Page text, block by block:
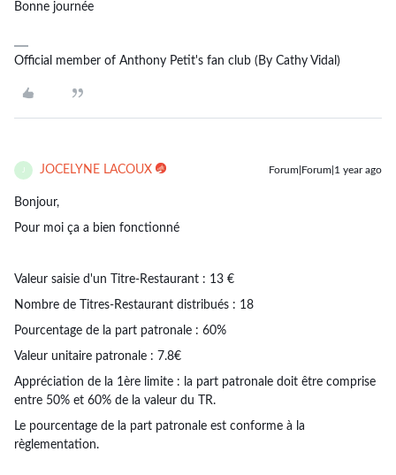
Bonne journée
Official member of Anthony Petit's fan club (By Cathy Vidal)
JOCELYNE LACOUX Forum|Forum|1 year ago
Bonjour,
Pour moi ça a bien fonctionné
Valeur saisie d'un Titre-Restaurant : 13 €
Nombre de Titres-Restaurant distribués : 18
Pourcentage de la part patronale : 60%
Valeur unitaire patronale : 7.8€
Appréciation de la 1ère limite : la part patronale doit être comprise
entre 50% et 60% de la valeur du TR.
Le pourcentage de la part patronale est conforme à la
règlementation.